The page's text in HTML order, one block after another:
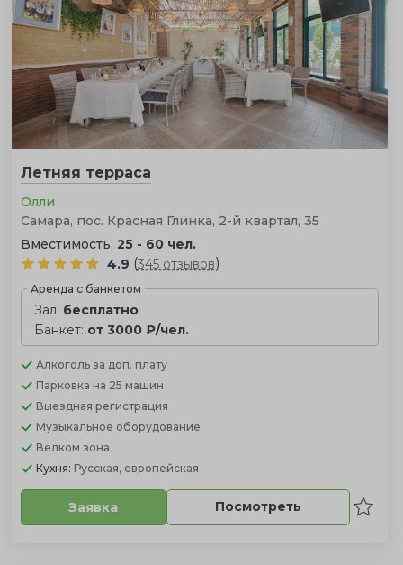
Летняя терраса
Олли
Самара, пос. Красная Глинка, 2-й квартал, 35
Вместимость: 25 - 60 чел.
4.9 (345 отзывов)
Аренда с банкетом
Зал: бесплатно
Банкет: от 3000 ₽/чел.
Алкоголь за доп. плату
Парковка на 25 машин
Выездная регистрация
Музыкальное оборудование
Велком зона
Кухня: Русская, европейская
Заявка Посмотреть